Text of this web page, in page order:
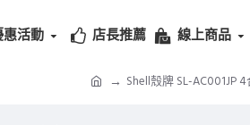
惠活動 店長推薦 線上商品
Shell殼牌 SL-AC001JP